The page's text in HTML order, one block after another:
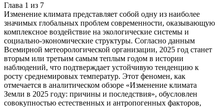
Глава 1 из 7
Изменение климата представляет собой одну из наиболее
значимых глобальных проблем современности, оказывающую
комплексное воздействие на экологические системы и
социально-экономические структуры. Согласно данным
Всемирной метеорологической организации, 2025 год станет
вторым или третьим самым теплым годом в истории
наблюдений, что подтверждает устойчивую тенденцию к
росту среднемировых температур. Этот феномен, как
отмечается в аналитическом обзоре «Изменение климата
Земли в 2025 году: причины и последствия», обусловлен
совокупностью естественных и антропогенных факторов,